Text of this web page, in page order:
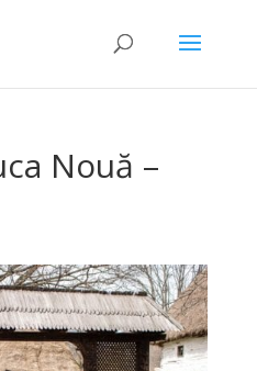
Nouă –